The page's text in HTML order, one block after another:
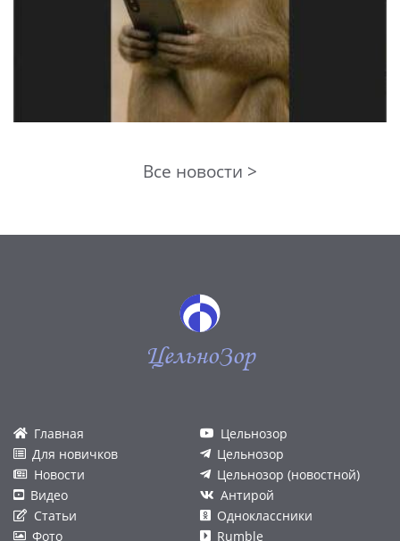
Все новости >
ЦельноЗор
Главная
Для новичков
Новости
Видео
Статьи
Фото
Цельнозор
Цельнозор
Цельнозор (новостной)
Антирой
Одноклассники
Rumble